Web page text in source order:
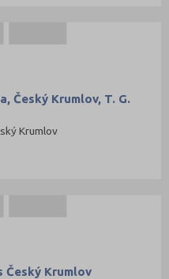
Český Krumlov, T. G.
Krumlov
Český Krumlov